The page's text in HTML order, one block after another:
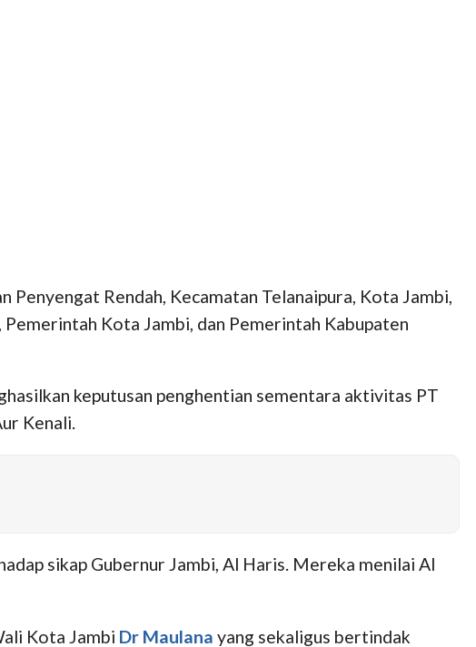
Rendah, Kecamatan Telanaipura, Kota Jambi,
Kota Jambi, dan Pemerintah Kabupaten
keputusan penghentian sementara aktivitas PT
Kenali.
sikap Gubernur Jambi, Al Haris. Mereka menilai Al
Kota Jambi Dr Maulana yang sekaligus bertindak